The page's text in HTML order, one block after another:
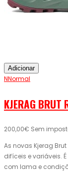
Adicionar
NNormal
KJERAG BRUT
200,00€ Sem
As novas Kjerag
difíceis e variáveis.
com lama e